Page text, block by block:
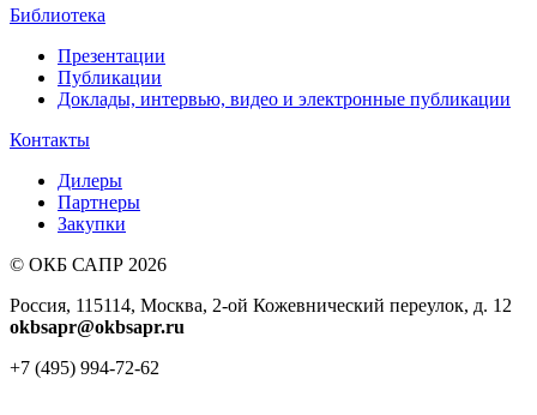
Библиотека
Презентации
Публикации
Доклады, интервью, видео и электронные публикации
Контакты
Дилеры
Партнеры
Закупки
© ОКБ САПР 2026
Россия, 115114, Москва, 2-ой Кожевнический переулок, д. 12
okbsapr@okbsapr.ru
+7 (495) 994-72-62